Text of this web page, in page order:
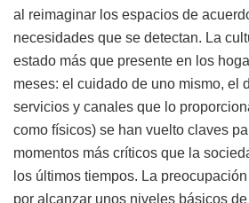
al reimaginar los espacios de
necesidades que se detectan. La
estado más que presente en los
meses: el cuidado de uno mismo, el
servicios y canales que lo
como físicos) se han vuelto claves
momentos más críticos que la
los últimos tiempos. La
por alcanzar unos niveles básicos